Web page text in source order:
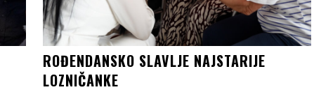
ROĐENDANSKO SLAVLJE NAJSTARIJE
LOZNIČANKE